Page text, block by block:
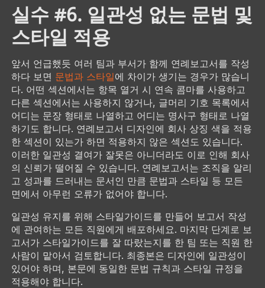
실수 #6. 일관성 없는 문법 및
스타일 적용
앞서 언급했듯 여러 팀과 부서가 함께 연례보고서를 작성
하다 보면 문법과 스타일에 차이가 생기는 경우가 많습니
다. 어떤 섹션에서는 항목 열거 시 연속 콤마를 사용하고
다른 섹션에서는 사용하지 않거나, 글머리 기호 목록에서
어디는 문장 형태로 나열하고 어디는 명사구 형태로 나열
하기도 합니다. 연례보고서 디자인에 회사 상징 색을 적용
한 섹션이 있는가 하면 적용하지 않은 섹션도 있습니다.
이러한 일관성 결여가 잘못은 아니더라도 이로 인해 회사
의 신뢰가 떨어질 수 있습니다. 연례보고서는 조직을 알리
고 성과를 드러내는 문서인 만큼 문법과 스타일 등 모든
면에서 아무런 오류가 없어야 합니다.
일관성 유지를 위해 스타일가이드를 만들어 보고서 작성
에 관여하는 모든 직원에게 배포하세요. 마지막 단계로 보
고서가 스타일가이드를 잘 따랐는지를 한 팀 또는 직원 한
사람이 맡아서 검토합니다. 최종본은 디자인에 일관성이
있어야 하며, 본문에 동일한 문법 규칙과 스타일 규정을
적용해야 합니다.